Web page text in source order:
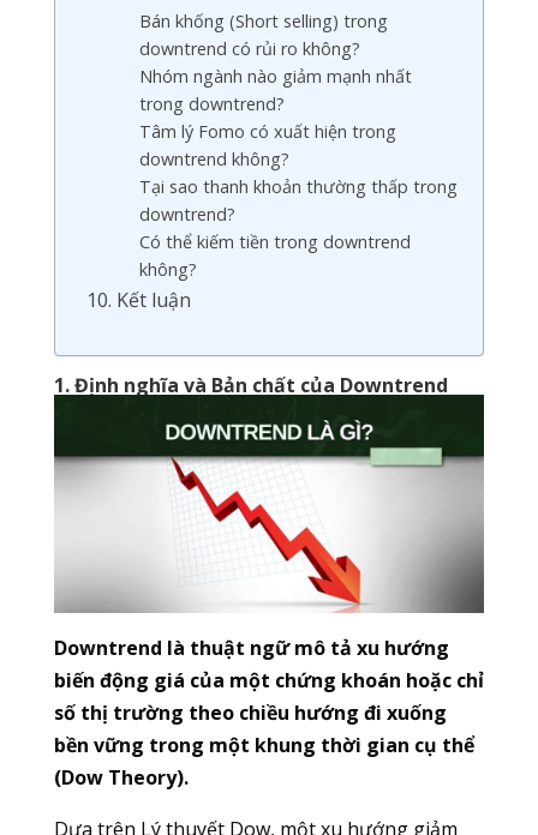
Bán khống (Short selling) trong
downtrend có rủi ro không?
Nhóm ngành nào giảm mạnh nhất
trong downtrend?
Tâm lý Fomo có xuất hiện trong
downtrend không?
Tại sao thanh khoản thường thấp trong
downtrend?
Có thể kiếm tiền trong downtrend
không?
10. Kết luận
1. Định nghĩa và Bản chất của Downtrend
Downtrend là thuật ngữ mô tả xu hướng
biến động giá của một chứng khoán hoặc chỉ
số thị trường theo chiều hướng đi xuống
bền vững trong một khung thời gian cụ thể
(Dow Theory).
Dựa trên Lý thuyết Dow, một xu hướng giảm